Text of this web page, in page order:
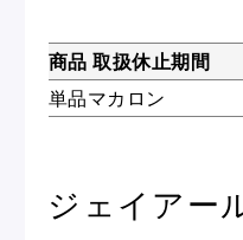
商品 取扱休止期間
単品マカロン
ジェイアー